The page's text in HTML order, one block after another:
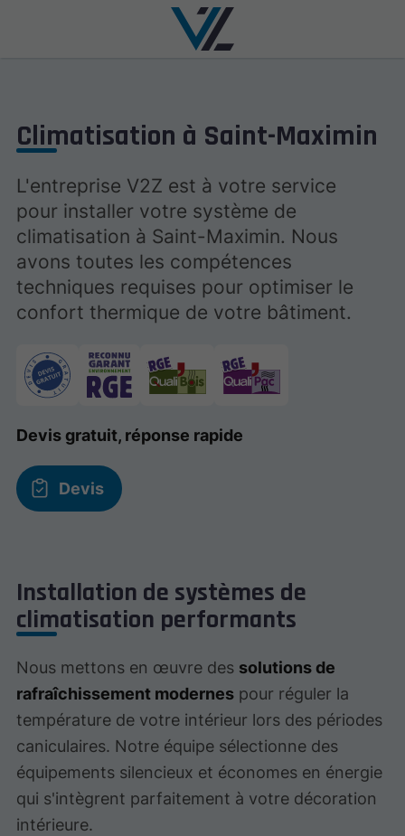
Climatisation à Saint-Maximin
L'entreprise V2Z est à votre service
pour installer votre système de
climatisation à Saint-Maximin. Nous
avons toutes les compétences
techniques requises pour optimiser le
confort thermique de votre bâtiment.
Devis gratuit, réponse rapide
Devis
Installation de systèmes de
climatisation performants
Nous mettons en œuvre des solutions de
rafraîchissement modernes pour réguler la
température de votre intérieur lors des périodes
caniculaires. Notre équipe sélectionne des
équipements silencieux et économes en énergie
qui s'intègrent parfaitement à votre décoration
intérieure.